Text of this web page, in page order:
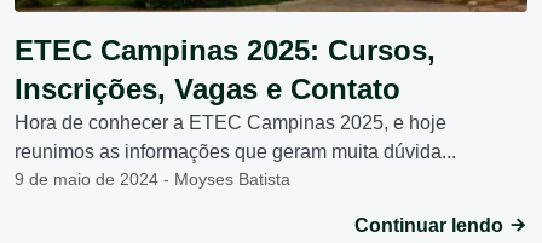
ETEC Campinas 2025: Cursos,
Inscrições, Vagas e Contato
Hora de conhecer a ETEC Campinas 2025, e hoje
reunimos as informações que geram muita dúvida...
9 de maio de 2024 - Moyses Batista
Continuar lendo